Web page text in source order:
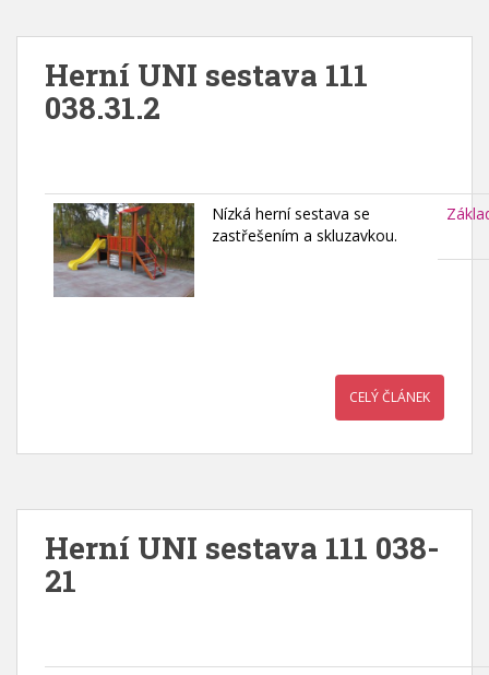
Herní UNI sestava 111
038.31.2
Nízká herní sestava se
zastřešením a skluzavkou.
CELÝ ČLÁNEK
Herní UNI sestava 111 038-
21